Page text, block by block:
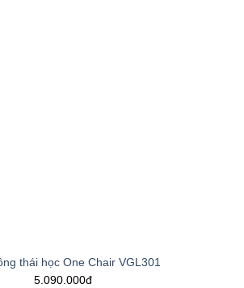
thái học One Chair VGL301
5.090.000đ